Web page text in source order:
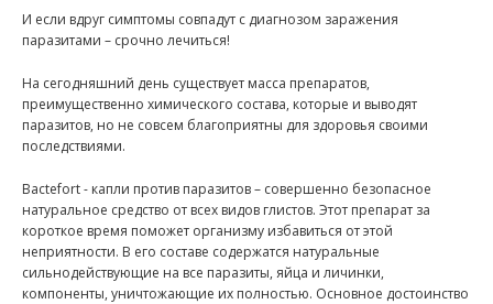
И если вдруг симптомы совпадут с диагнозом заражения
паразитами – срочно лечиться!
На сегодняшний день существует масса препаратов,
преимущественно химического состава, которые и выводят
паразитов, но не совсем благоприятны для здоровья своими
последствиями.
Bactefort - капли против паразитов – совершенно безопасное
натуральное средство от всех видов глистов. Этот препарат за
короткое время поможет организму избавиться от этой
неприятности. В его составе содержатся натуральные
сильнодействующие на все паразиты, яйца и личинки,
компоненты, уничтожающие их полностью. Основное достоинство